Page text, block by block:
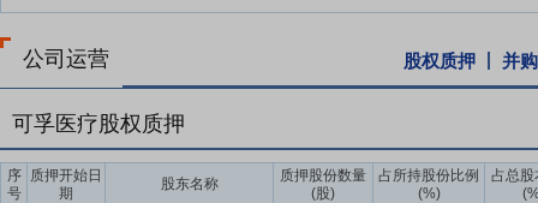
程》等相关规定,履行必要的决策和审批程序并及时履行信息披露义务。
公司运营 股权质押 并
可孚医疗股权质押
序
号
质押开始日
期
股东名称
质押股份数量
(股)
占所持股份比例
(%)
占总股